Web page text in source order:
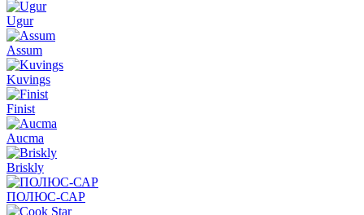
Ugur
Assum
Kuvings
Finist
Aucma
Briskly
ПОЛЮС-САР